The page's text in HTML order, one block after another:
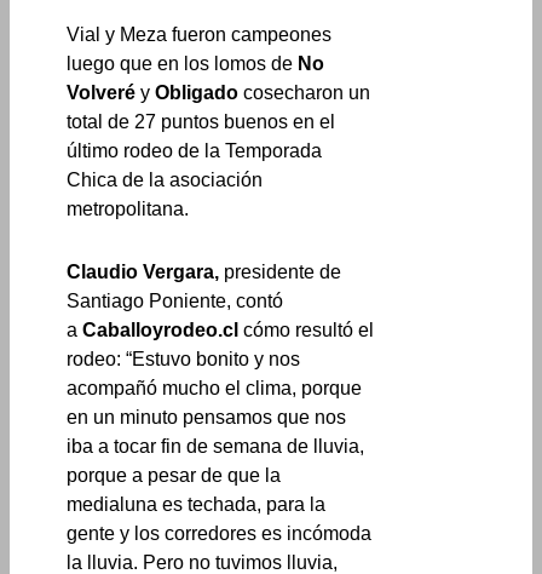
Vial y Meza fueron campeones
luego que en los lomos de No
VolveréyObligadocosecharon un
total de 27 puntos buenos en el
último rodeo de la Temporada
Chica de la asociación
metropolitana.
Claudio Vergara, presidente de
Santiago Poniente, contó
aCaballoyrodeo.cl cómo resultó el
rodeo: “Estuvo bonito y nos
acompañó mucho el clima, porque
en un minuto pensamos que nos
iba a tocar fin de semana de lluvia,
porque a pesar de que la
medialuna es techada, para la
gente y los corredores es incómoda
la lluvia. Pero no tuvimos lluvia,